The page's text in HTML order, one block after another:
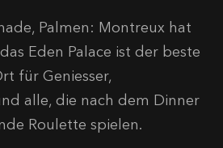
Palmen: Montreux hat
Eden Palace ist der beste
für Geniesser,
alle, die nach dem Dinner
Roulette spielen.